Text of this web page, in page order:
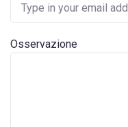
Osservazione